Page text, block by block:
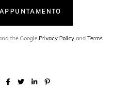
the Google Privacy Policy andTerms